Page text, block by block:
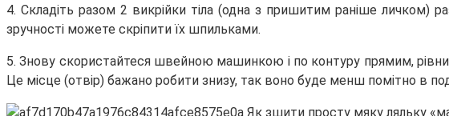
4. Складіть разом 2 викрійки тіла (одна з пришитим раніше личком)
зручності можете скріпити їх шпильками.
5. Знову скористайтеся швейною машинкою і по контуру прямим,
Це місце (отвір) бажано робити знизу, так воно буде менш помітно в